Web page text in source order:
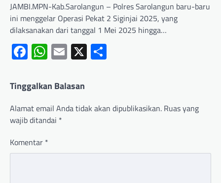
JAMBI.MPN-Kab.Sarolangun – Polres Sarolangun baru-baru
ini menggelar Operasi Pekat 2 Siginjai 2025, yang
dilaksanakan dari tanggal 1 Mei 2025 hingga…
Facebook
WhatsApp
Email
X
Tinggalkan Balasan
Alamat email Anda tidak akan dipublikasikan. Ruas yang
wajib ditandai *
Komentar *